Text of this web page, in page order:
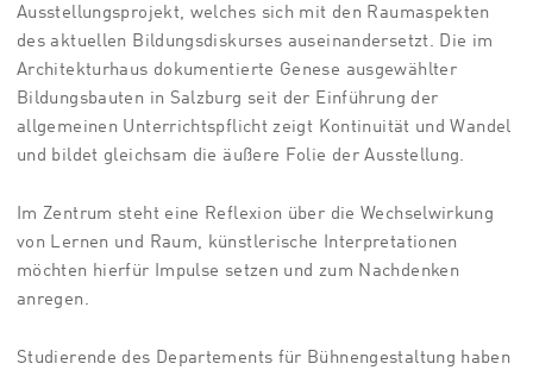
Ausstellungsprojekt, welches sich mit den Raumaspekten
des aktuellen Bildungsdiskurses auseinandersetzt. Die im
Architekturhaus dokumentierte Genese ausgewählter
Bildungsbauten in Salzburg seit der Einführung der
allgemeinen Unterrichtspflicht zeigt Kontinuität und Wandel
und bildet gleichsam die äußere Folie der Ausstellung.
Im Zentrum steht eine Reflexion über die Wechselwirkung
von Lernen und Raum, künstlerische Interpretationen
möchten hierfür Impulse setzen und zum Nachdenken
anregen.
Studierende des Departements für Bühnengestaltung haben